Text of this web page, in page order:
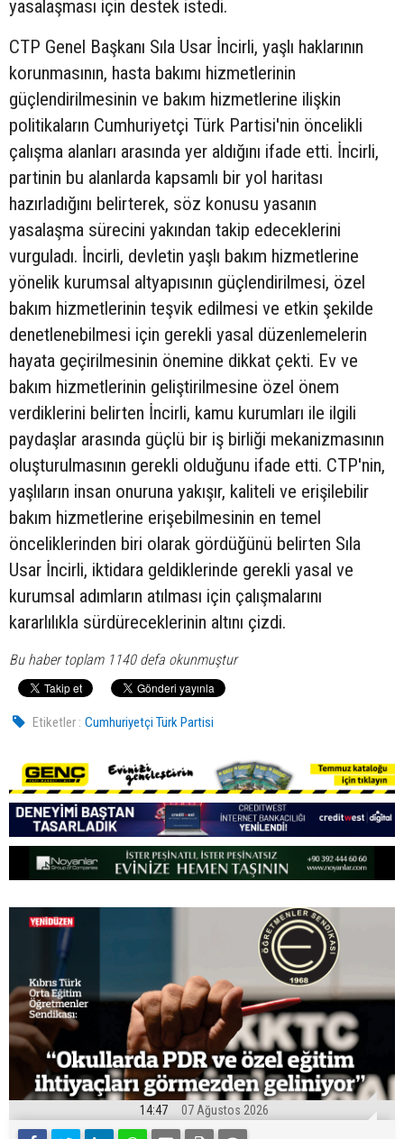
yasalaşması için destek istedi.
CTP Genel Başkanı Sıla Usar İncirli, yaşlı haklarının
korunmasının, hasta bakımı hizmetlerinin
güçlendirilmesinin ve bakım hizmetlerine ilişkin
politikaların Cumhuriyetçi Türk Partisi'nin öncelikli
çalışma alanları arasında yer aldığını ifade etti. İncirli,
partinin bu alanlarda kapsamlı bir yol haritası
hazırladığını belirterek, söz konusu yasanın
yasalaşma sürecini yakından takip edeceklerini
vurguladı. İncirli, devletin yaşlı bakım hizmetlerine
yönelik kurumsal altyapısının güçlendirilmesi, özel
bakım hizmetlerinin teşvik edilmesi ve etkin şekilde
denetlenebilmesi için gerekli yasal düzenlemelerin
hayata geçirilmesinin önemine dikkat çekti. Ev ve
bakım hizmetlerinin geliştirilmesine özel önem
verdiklerini belirten İncirli, kamu kurumları ile ilgili
paydaşlar arasında güçlü bir iş birliği mekanizmasının
oluşturulmasının gerekli olduğunu ifade etti. CTP'nin,
yaşlıların insan onuruna yakışır, kaliteli ve erişilebilir
bakım hizmetlerine erişebilmesinin en temel
önceliklerinden biri olarak gördüğünü belirten Sıla
Usar İncirli, iktidara geldiklerinde gerekli yasal ve
kurumsal adımların atılması için çalışmalarını
kararlılıkla sürdüreceklerinin altını çizdi.
Bu haber toplam 1140 defa okunmuştur
Etiketler : Cumhuriyetçi Türk Partisi
14:47 07 Ağustos 2026